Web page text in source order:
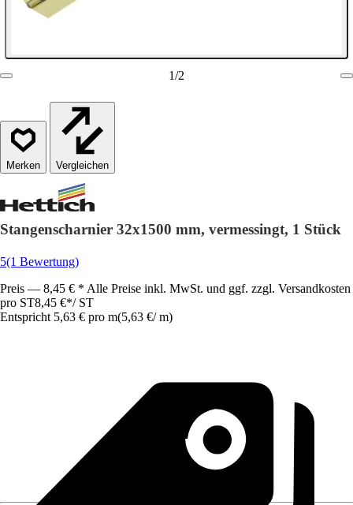
1/2
Vergleichen
Stangenscharnier 32x1500 mm, vermessingt, 1 Stück
5(1 Bewertung)
Preis — 8,45 € * Alle Preise inkl. MwSt. und ggf. zzgl. Versandkosten
pro ST8,45 €*/ ST
Entspricht 5,63 € pro m(5,63 €/ m)